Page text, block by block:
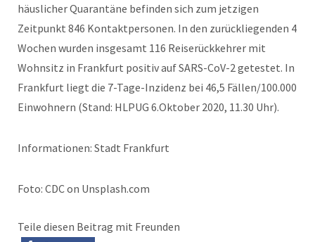
häuslicher Quarantäne befinden sich zum jetzigen
Zeitpunkt 846 Kontaktpersonen. In den zurückliegenden 4
Wochen wurden insgesamt 116 Reiserückkehrer mit
Wohnsitz in Frankfurt positiv auf SARS-CoV-2 getestet. In
Frankfurt liegt die 7-Tage-Inzidenz bei 46,5 Fällen/100.000
Einwohnern (Stand: HLPUG 6.Oktober 2020, 11.30 Uhr).
Informationen: Stadt Frankfurt
Foto: CDC on Unsplash.com
Teile diesen Beitrag mit Freunden